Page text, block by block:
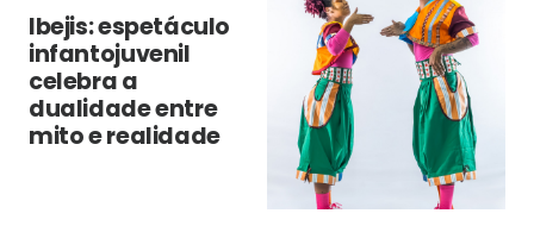
Ibejis: espetáculo
infantojuvenil
celebra a
dualidade entre
mito e realidade